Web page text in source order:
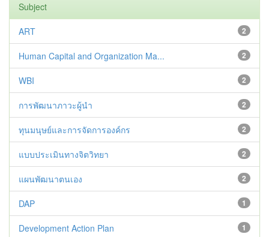
Subject
2
ART
2
Human Capital and Organization Ma...
2
WBI
2
การพัฒนาภาวะผู้นำ
2
ทุนมนุษย์และการจัดการองค์กร
2
แบบประเมินทางจิตวิทยา
2
แผนพัฒนาตนเอง
1
DAP
1
Development Action Plan